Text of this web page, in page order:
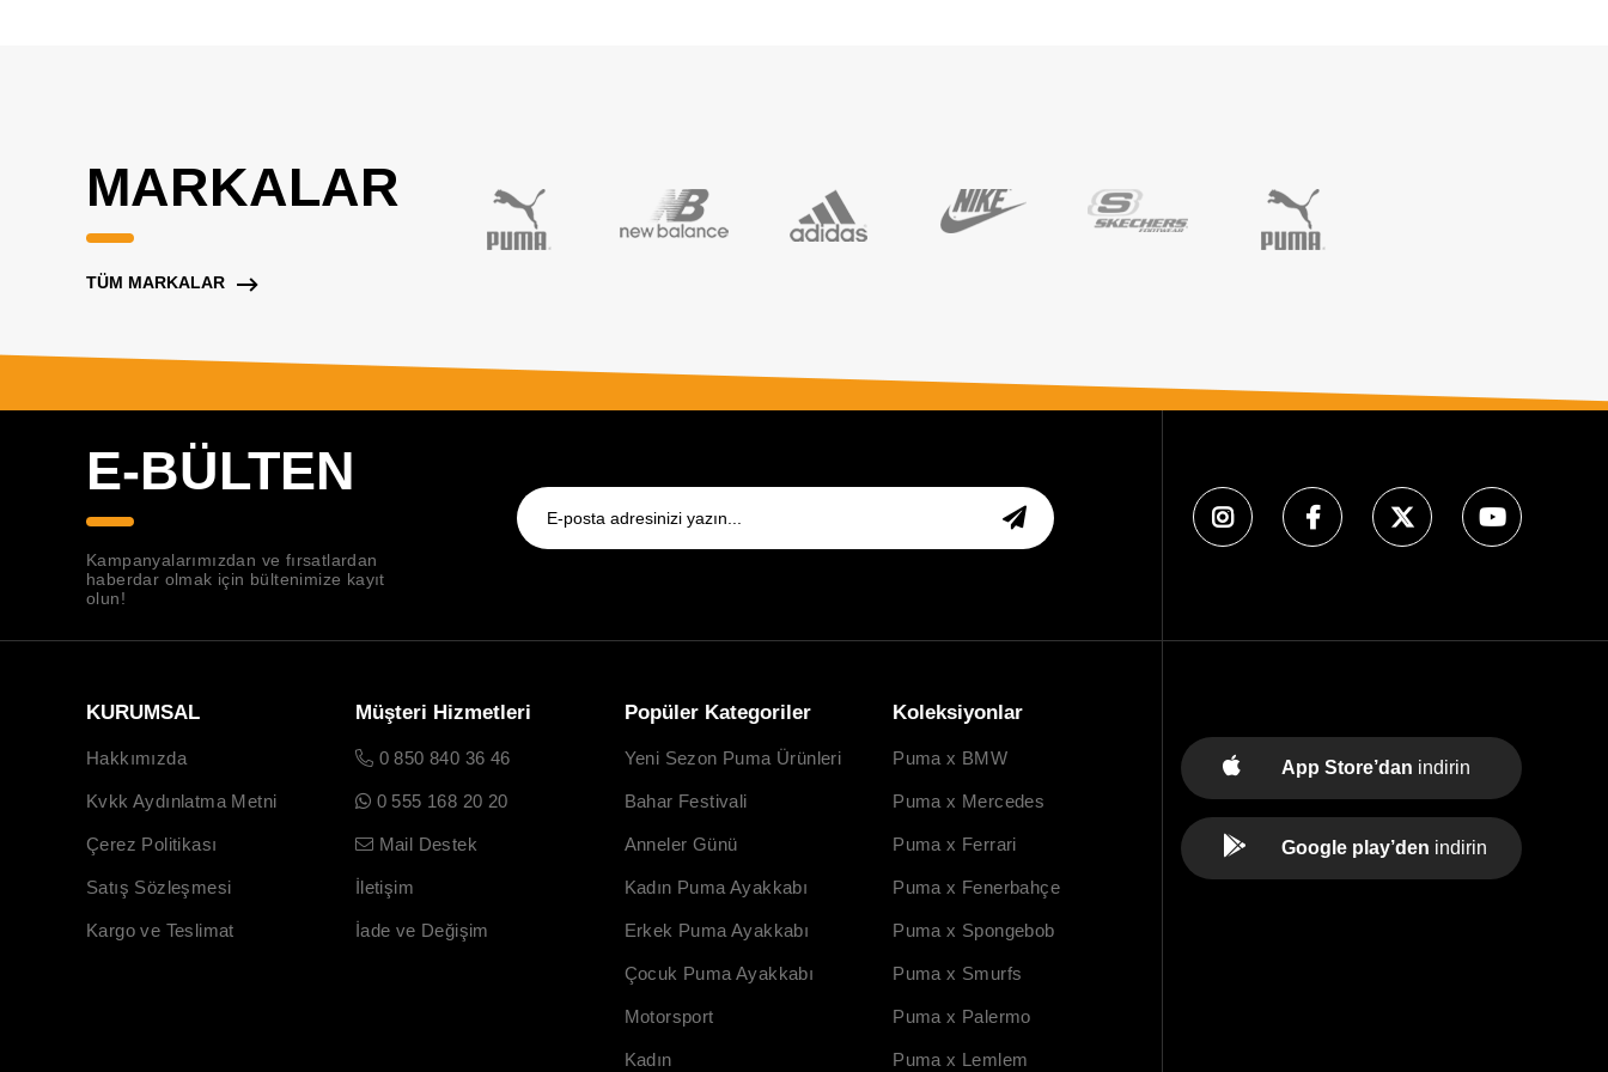
MARKALAR
TÜM MARKALAR
E-BÜLTEN
Kampanyalarımızdan ve fırsatlardan
haberdar olmak için bültenimize kayıt
olun!
KURUMSAL
Hakkımızda
Kvkk Aydınlatma Metni
Çerez Politikası
Satış Sözleşmesi
Kargo ve Teslimat
Müşteri Hizmetleri
0 850 840 36 46
0 555 168 20 20
Mail Destek
İletişim
İade ve Değişim
Popüler Kategoriler
Yeni Sezon Puma Ürünleri
Bahar Festivali
Anneler Günü
Kadın Puma Ayakkabı
Erkek Puma Ayakkabı
Çocuk Puma Ayakkabı
Motorsport
Kadın
Koleksiyonlar
Puma x BMW
Puma x Mercedes
Puma x Ferrari
Puma x Fenerbahçe
Puma x Spongebob
Puma x Smurfs
Puma x Palermo
Puma x Lemlem
App Store’dan indirin
Google play’den indirin